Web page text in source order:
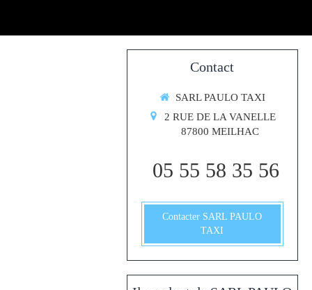
Contact
SARL PAULO TAXI
2 RUE DE LA VANELLE
87800 MEILHAC
05 55 58 35 56
Contacter SARL PAULO
TAXI